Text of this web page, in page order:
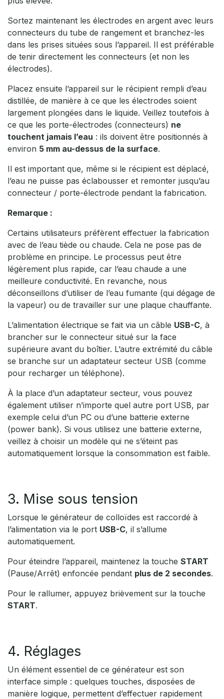
Sortez maintenant les électrodes en argent avec leurs
connecteurs du tube de rangement et branchez-les
dans les prises situées sous l’appareil. Il est préférable
de tenir directement les connecteurs (et non les
électrodes).
Placez ensuite l’appareil sur le récipient rempli d’eau
distillée, de manière à ce que les électrodes soient
largement plongées dans le liquide. Veillez toutefois à
ce que les porte-électrodes (connecteurs) ne
touchent jamais l’eau : ils doivent être positionnés à
environ 5 mm au-dessus de la surface.
Il est important que, même si le récipient est déplacé,
l’eau ne puisse pas éclabousser et remonter jusqu’au
connecteur / porte-électrode pendant la fabrication.
Remarque :
Certains utilisateurs préfèrent effectuer la fabrication
avec de l’eau tiède ou chaude. Cela ne pose pas de
problème en principe. Le processus peut être
légèrement plus rapide, car l’eau chaude a une
meilleure conductivité. En revanche, nous
déconseillons d’utiliser de l’eau fumante (qui dégage de
la vapeur) ou de travailler sur une plaque chauffante.
L’alimentation électrique se fait via un câble USB-C, à
brancher sur le connecteur situé sur la face
supérieure avant du boîtier. L’autre extrémité du câble
se branche sur un adaptateur secteur USB (comme
pour recharger un téléphone).
À la place d’un adaptateur secteur, vous pouvez
également utiliser n’importe quel autre port USB, par
exemple celui d’un PC ou d’une batterie externe
(power bank). Si vous utilisez une batterie externe,
veillez à choisir un modèle qui ne s’éteint pas
automatiquement lorsque la consommation est faible.
3. Mise sous tension
Lorsque le générateur de colloïdes est raccordé à
l’alimentation via le port USB-C, il s’allume
automatiquement.
Pour éteindre l’appareil, maintenez la touche START
(Pause/Arrêt) enfoncée pendant plus de 2 secondes.
Pour le rallumer, appuyez brièvement sur la touche
START.
4. Réglages
Un élément essentiel de ce générateur est son
interface simple : quelques touches, disposées de
manière logique, permettent d’effectuer rapidement